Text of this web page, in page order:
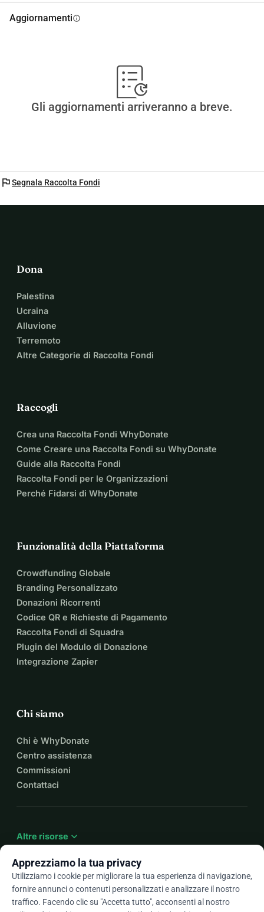
Aggiornamentiinfo
Gli aggiornamenti arriveranno a breve.
flagSegnala Raccolta Fondi
Dona
Palestina
Ucraina
Alluvione
Terremoto
Altre Categorie di Raccolta Fondi
Raccogli
Crea una Raccolta Fondi WhyDonate
Come Creare una Raccolta Fondi su WhyDonate
Guide alla Raccolta Fondi
Raccolta Fondi per le Organizzazioni
Perché Fidarsi di WhyDonate
Funzionalità della Piattaforma
Crowdfunding Globale
Branding Personalizzato
Donazioni Ricorrenti
Codice QR e Richieste di Pagamento
Raccolta Fondi di Squadra
Plugin del Modulo di Donazione
Integrazione Zapier
Chi siamo
Chi è WhyDonate
Centro assistenza
Commissioni
Contattaci
Altre risorse expand_more
It arrow_drop_down
Apprezziamo la tua privacy
Utilizziamo i cookie per migliorare la tua esperienza di navigazione,
fornire annunci o contenuti personalizzati e analizzare il nostro
traffico. Facendo clic su "Accetta tutto", acconsenti al nostro